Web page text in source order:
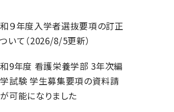
９年度入学者選抜要項の訂正
いて（2026/8/5更新）
9年度 看護栄養学部 3年次編
試験 学生募集要項の資料請
可能になりました